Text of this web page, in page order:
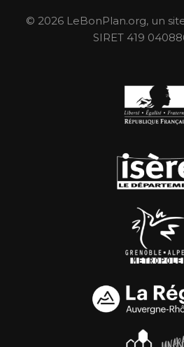
© 2026 LeBonPlan.org, un
SIRET 419